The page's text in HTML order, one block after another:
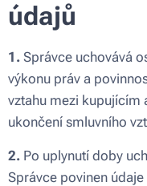
údajů
1. Správce uchovává
výkonu práv a
vztahu mezi kupujícím
ukončení smluvního
2. Po uplynutí doby
Správce povinen údaje